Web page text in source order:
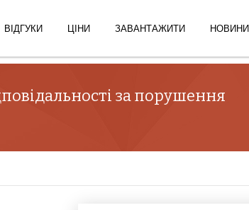
ВІДГУКИ ЦІНИ ЗАВАНТАЖИТИ НОВИНИ
за порушення